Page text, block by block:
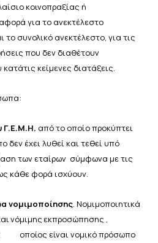
κοινοπραξίας ή
για το ανεκτέλεστο
το συνολικό ανεκτέλεστο, για τις
που δεν διαθέτουν
κατάτις κείμενες διατάξεις.
Γ.Ε.Μ.Η. από το οποίο προκύπτει
δεν έχει λυθεί και τεθεί υπό
των εταίρων σύμφωνα μετις
κάθε φορά ισχύουν.
νομιμοποίησης . Νομιμοποιητικά
νόμιμης εκπροσώπησης
οποίος είναι νομικόπρόσωπο